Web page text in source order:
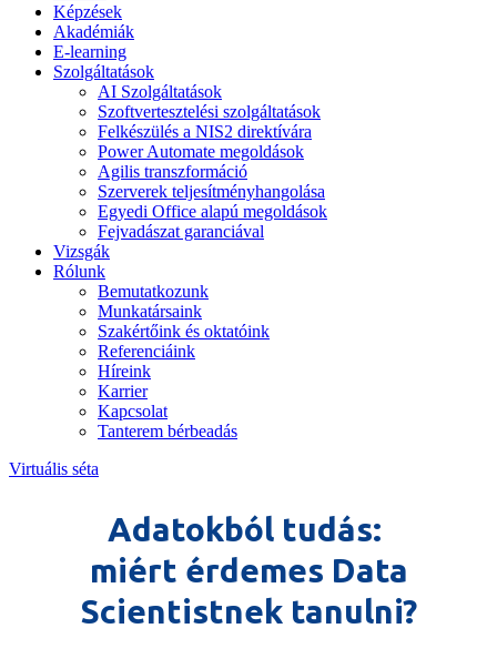
Képzések
Akadémiák
E-learning
Szolgáltatások
AI Szolgáltatások
Szoftvertesztelési szolgáltatások
Felkészülés a NIS2 direktívára
Power Automate megoldások
Agilis transzformáció
Szerverek teljesítményhangolása
Egyedi Office alapú megoldások
Fejvadászat garanciával
Vizsgák
Rólunk
Bemutatkozunk
Munkatársaink
Szakértőink és oktatóink
Referenciáink
Híreink
Karrier
Kapcsolat
Tanterem bérbeadás
Virtuális séta
Adatokból tudás:
miért érdemes Data
Scientistnek tanulni?